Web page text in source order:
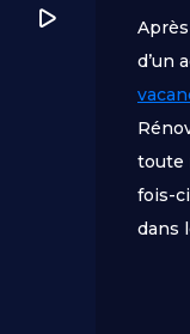
d’un
toute
fois-
dans